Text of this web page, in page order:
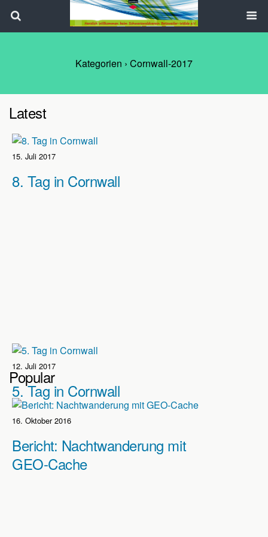
Kategorien › Cornwall-2017
Latest
15. Juli 2017
8. Tag in Cornwall
12. Juli 2017
5. Tag in Cornwall
Popular
16. Oktober 2016
Bericht: Nachtwanderung mit
GEO-Cache